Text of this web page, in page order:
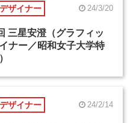
ザイナー 24/3/20
三星安澄（グラフィッ
ナー／昭和女子大学特
ザイナー 24/2/14